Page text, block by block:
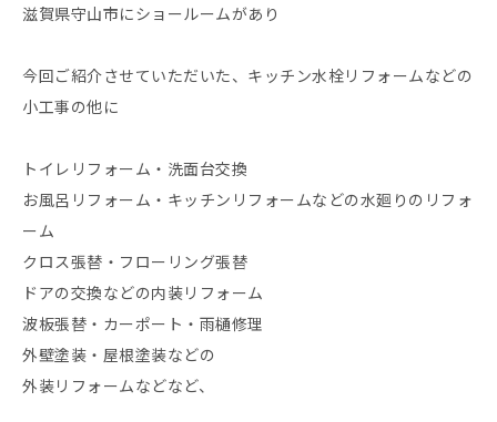
滋賀県守山市にショールームがあり
今回ご紹介させていただいた、キッチン水栓リフォームなどの
小工事の他に
トイレリフォーム・洗面台交換
お風呂リフォーム・キッチンリフォームなどの水廻りのリフォ
ーム
クロス張替・フローリング張替
ドアの交換などの内装リフォーム
波板張替・カーポート・雨樋修理
外壁塗装・屋根塗装などの
外装リフォームなどなど、